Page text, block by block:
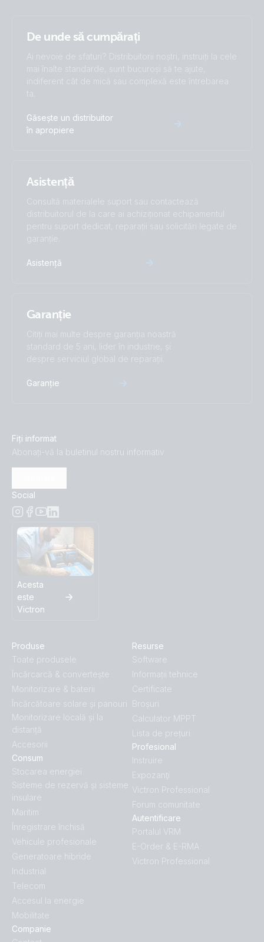
De unde să cumpărați
Ai nevoie de sfaturi? Distribuitorii noștri, instruiți la cele
mai înalte standarde, sunt bucuroși să te ajute,
indiferent cât de mică sau complexă este întrebarea
ta.
Găsește un distribuitor
în apropiere
Asistență
Consultă materialele suport sau contactează
distribuitorul de la care ai achiziționat echipamentul
pentru suport dedicat, reparații sau solicitări legate de
garanție.
Asistență
Garanție
Citiți mai multe despre garanția noastră
standard de 5 ani, lider în industrie, și
despre serviciul global de reparații.
Garanție
Fiți informat
Abonați-vă la buletinul nostru informativ
Social
Acesta
este
Victron
Produse
Toate produsele
Încărcarcă & convertește
Monitorizare & baterii
Încărcătoare solare și panouri
Monitorizare locală și la
distanță
Accesorii
Consum
Stocarea energiei
Sisteme de rezervă și sisteme
insulare
Maritim
Înregistrare închisă
Vehicule profesionale
Generatoare hibride
Industrial
Telecom
Accesul la energie
Mobilitate
Companie
Resurse
Software
Informații tehnice
Certificate
Broșuri
Calculator MPPT
Lista de prețuri
Profesional
Instruire
Expozanţi
Victron Professional
Forum comunitate
Autentificare
Portalul VRM
E-Order & E-RMA
Victron Professional